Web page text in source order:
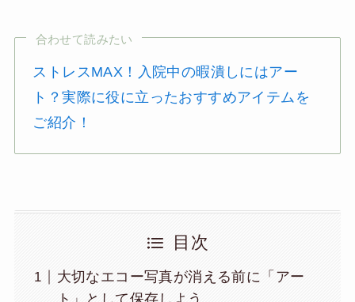
合わせて読みたい
ストレスMAX！入院中の暇潰しにはアー
ト？実際に役に立ったおすすめアイテムを
ご紹介！
目次
大切なエコー写真が消える前に「アー